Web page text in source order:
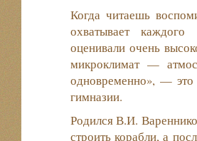
Когда читаешь
охватывает каждого
оценивали очень
микроклимат —
одновременно», — это
гимназии.
Родился В.И.
строить корабли, а